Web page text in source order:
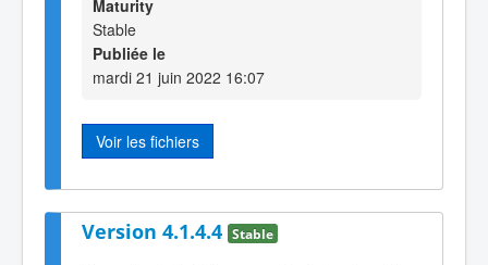
Maturity
Stable
Publiée le
mardi 21 juin 2022 16:07
Voir les fichiers
Version 4.1.4.4 Stable